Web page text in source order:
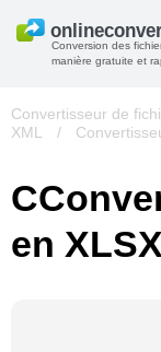
Conversion des
manière gratuite et
Convertisseur de
XML
/
en XLSX